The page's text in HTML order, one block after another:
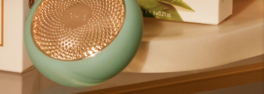
Mes appareils
Mes commandes
Mes abonnements